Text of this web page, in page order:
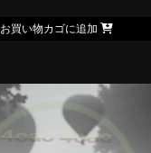
お買い物カゴに追加